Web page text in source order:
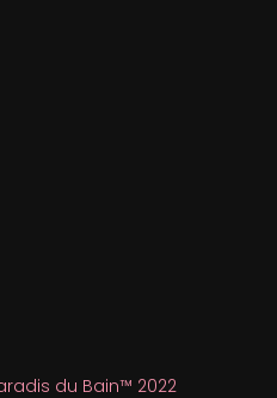
du Bain™ 2022